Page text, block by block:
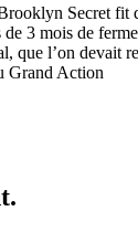
Secret fit
3 mois de
que l’on devait
Grand Action